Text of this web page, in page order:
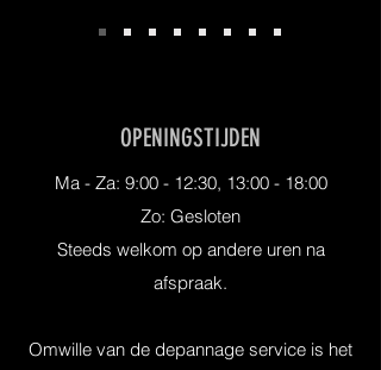
OPENINGSTIJDEN
Ma - Za: 9:00 - 12:30, 13:00 - 18:00
Zo: Gesloten
Steeds welkom op andere uren na
afspraak.
Omwille van de depannage service is het